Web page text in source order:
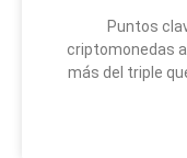
Puntos
criptomonedas
más del triple